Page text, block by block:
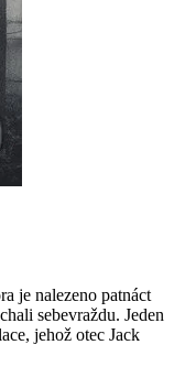
je nalezeno patnáct
sebevraždu. Jeden
jehož otec Jack